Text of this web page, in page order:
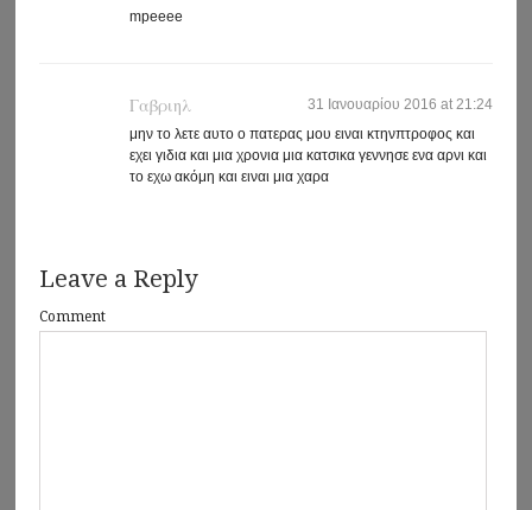
mpeeee
Γαβριηλ
31 Ιανουαρίου 2016 at 21:24
μην το λετε αυτο ο πατερας μου ειναι κτηνπτροφος και
εχει γιδια και μια χρονια μια κατσικα γεννησε ενα αρνι και
το εχω ακόμη και ειναι μια χαρα
Leave a Reply
Comment